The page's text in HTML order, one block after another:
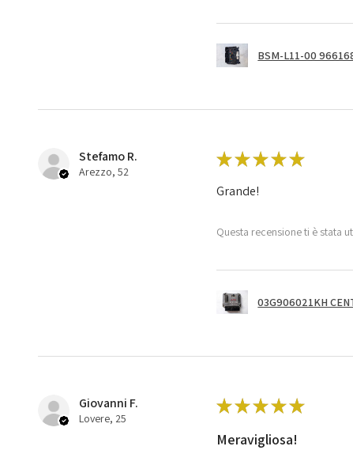
BSM-L11-00
Stefamo R.
Arezzo, 52
★★★★★
Grande!
Questa recensione ti è stata
03G906021KH
Giovanni F.
Lovere, 25
★★★★★
Meravigliosa!